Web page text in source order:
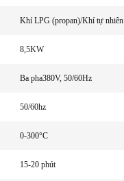
Khí LPG (propan)/Khí tự nhiên
8,5KW
Ba pha380V, 50/60Hz
50/60hz
0-300°C
15-20 phút